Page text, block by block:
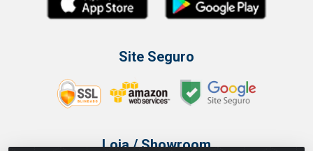
Site Seguro
Loja / Showroom